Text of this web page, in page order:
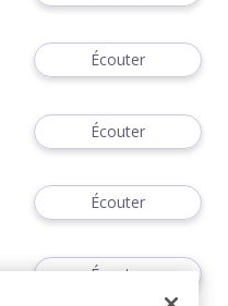
Écouter
Écouter
Écouter
Écouter